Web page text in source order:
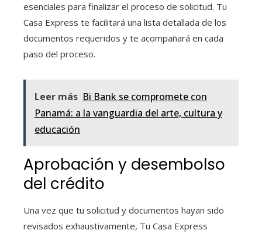
esenciales para finalizar el proceso de solicitud. Tu
Casa Express te facilitará una lista detallada de los
documentos requeridos y te acompañará en cada
paso del proceso.
Leer más Bi Bank se compromete con
Panamá: a la vanguardia del arte, cultura y
educación
Aprobación y desembolso
del crédito
Una vez que tu solicitud y documentos hayan sido
revisados exhaustivamente, Tu Casa Express